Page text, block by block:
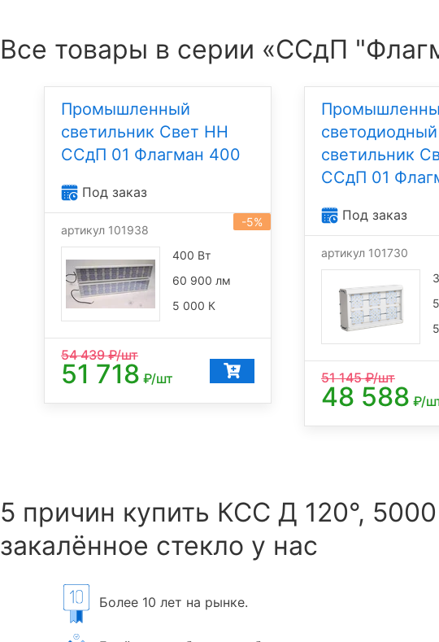
Все товары в серии «ССдП
Промышленный
светильник Свет НН
ССдП 01 Флагман 400
Под заказ
-5%
артикул 101938
400 Вт
60 900 лм
5 000 К
54 439₽/шт
51 718 ₽/шт
светодиодный
светильник
ССдП 01
Под заказ
артикул 101730
51 145₽/шт
48 588 ₽/
5 причин купить КСС Д 120°,
закалённое стекло у нас
Более 10 лет на рынке.